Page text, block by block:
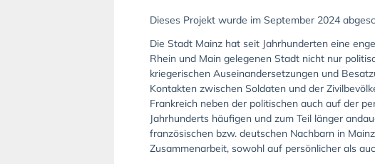
Dieses Projekt wurde im September 2024
Die Stadt Mainz hat seit Jahrhunderten eine
Rhein und Main gelegenen Stadt nicht nur
kriegerischen Auseinandersetzungen und
Kontakten zwischen Soldaten und der
Frankreich neben der politischen auch auf der
Jahrhunderts häufigen und zum Teil länger
französischen bzw. deutschen Nachbarn in
Zusammenarbeit, sowohl auf persönlicher als